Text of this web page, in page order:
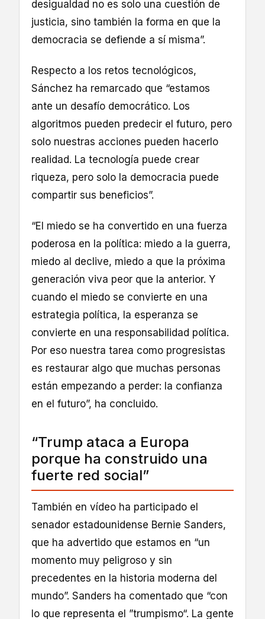
desigualdad no es solo una cuestión de
justicia, sino también la forma en que la
democracia se defiende a sí misma”.
Respecto a los retos tecnológicos,
Sánchez ha remarcado que “estamos
ante un desafío democrático. Los
algoritmos pueden predecir el futuro, pero
solo nuestras acciones pueden hacerlo
realidad. La tecnología puede crear
riqueza, pero solo la democracia puede
compartir sus beneficios”.
“El miedo se ha convertido en una fuerza
poderosa en la política: miedo a la guerra,
miedo al declive, miedo a que la próxima
generación viva peor que la anterior. Y
cuando el miedo se convierte en una
estrategia política, la esperanza se
convierte en una responsabilidad política.
Por eso nuestra tarea como progresistas
es restaurar algo que muchas personas
están empezando a perder: la confianza
en el futuro”, ha concluido.
“Trump ataca a Europa
porque ha construido una
fuerte red social”
También en vídeo ha participado el
senador estadounidense Bernie Sanders,
que ha advertido que estamos en “un
momento muy peligroso y sin
precedentes en la historia moderna del
mundo”. Sanders ha comentado que “con
lo que representa el ”trumpismo“. La gente